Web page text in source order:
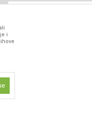
VIBER I SMS NEWSLETTER
i